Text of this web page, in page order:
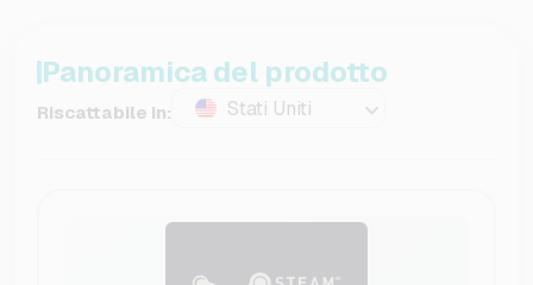
Panoramica del prodotto
Riscattabile in: Stati Uniti